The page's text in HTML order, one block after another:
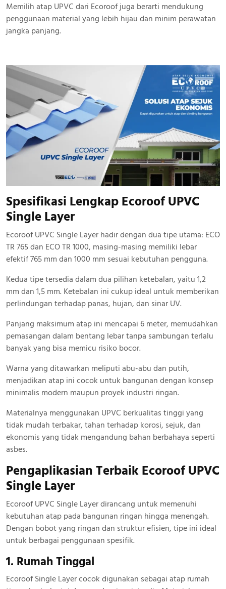
Memilih atap UPVC dari Ecoroof juga berarti mendukung
penggunaan material yang lebih hijau dan minim perawatan
jangka panjang.
Spesifikasi Lengkap Ecoroof UPVC
Single Layer
Ecoroof UPVC Single Layer hadir dengan dua tipe utama: ECO
TR 765 dan ECO TR 1000, masing-masing memiliki lebar
efektif 765 mm dan 1000 mm sesuai kebutuhan pengguna.
Kedua tipe tersedia dalam dua pilihan ketebalan, yaitu 1,2
mm dan 1,5 mm. Ketebalan ini cukup ideal untuk memberikan
perlindungan terhadap panas, hujan, dan sinar UV.
Panjang maksimum atap ini mencapai 6 meter, memudahkan
pemasangan dalam bentang lebar tanpa sambungan terlalu
banyak yang bisa memicu risiko bocor.
Warna yang ditawarkan meliputi abu-abu dan putih,
menjadikan atap ini cocok untuk bangunan dengan konsep
minimalis modern maupun proyek industri ringan.
Materialnya menggunakan UPVC berkualitas tinggi yang
tidak mudah terbakar, tahan terhadap korosi, sejuk, dan
ekonomis yang tidak mengandung bahan berbahaya seperti
asbes.
Pengaplikasian Terbaik Ecoroof UPVC
Single Layer
Ecoroof UPVC Single Layer dirancang untuk memenuhi
kebutuhan atap pada bangunan ringan hingga menengah.
Dengan bobot yang ringan dan struktur efisien, tipe ini ideal
untuk berbagai penggunaan spesifik.
1. Rumah Tinggal
Ecoroof Single Layer cocok digunakan sebagai atap rumah